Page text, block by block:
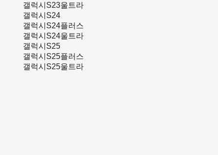
갤럭시S23울트라
갤럭시S24
갤럭시S24플러스
갤럭시S24울트라
갤럭시S25
갤럭시S25플러스
갤럭시S25울트라